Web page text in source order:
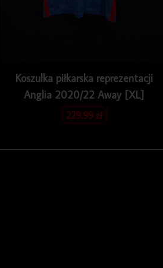
Koszulka piłkarska reprezentacji
Anglia 2020/22 Away [XL]
229.99zł